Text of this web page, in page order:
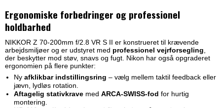
Ergonomiske forbedringer og professionel
holdbarhed
NIKKOR Z 70-200mm f/2.8 VR S II er konstrueret til krævende
arbejdsmiljøer og er udstyret med professionel vejrforsegling
der beskytter mod støv, snavs og fugt. Nikon har også opgraderet
ergonomien på flere punkter:
Ny afklikbar indstillingsring – vælg mellem taktil feedback eller
jævn, lydløs rotation.
Aftagelig stativkravemed ARCA-SWISS‑fod for hurtig
montering.